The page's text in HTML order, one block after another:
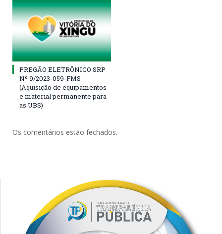
PREGÃO ELETRÔNICO SRP
Nº 9/2023-059-FMS
(Aquisição de equipamentos
e material permanente para
as UBS)
Os comentários estão fechados.